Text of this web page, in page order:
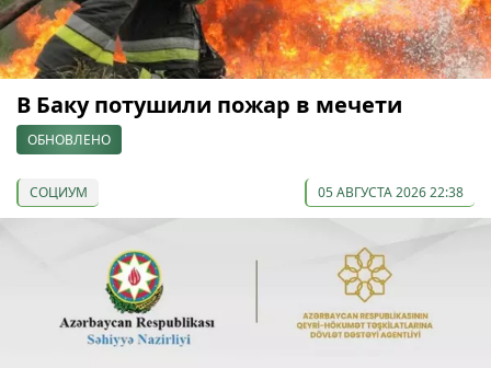
В Баку потушили пожар в мечети
ОБНОВЛЕНО
СОЦИУМ 05 АВГУСТА 2026 22:38